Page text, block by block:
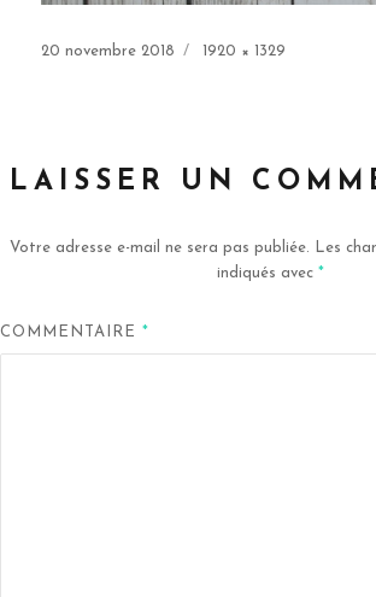
Publié
20 novembre 2018
Taille
1920 × 1329
LAISSER UN
Votre adresse e-mail ne sera pas publiée.
Les
indiqués avec *
COMMENTAIRE *